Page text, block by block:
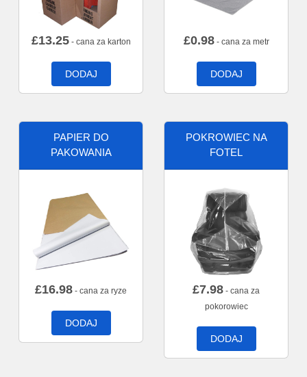
£13.25- cana za karton
DODAJ
£0.98- cana za metr
DODAJ
PAPIER DO
PAKOWANIA
£16.98 - cana za ryze
DODAJ
POKROWIEC NA
FOTEL
£7.98 - cana za
pokorowiec
DODAJ